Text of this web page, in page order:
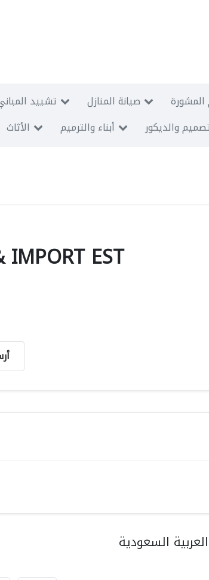
تشييد صيانة المنازل
الأثاث أبناء والترميم والديكور
IMPORT EST
السعودية